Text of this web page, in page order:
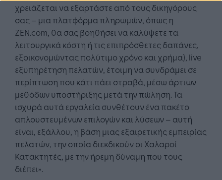
χρειάζεται να εξαρτάστε από τους δικηγόρους
σας – μια πλατφόρμα πληρωμών, όπως η
ZEN.com, θα σας βοηθήσει να καλύψετε τα
λειτουργικά κόστη ή τις επιπρόσθετες δαπάνες,
εξοικονομώντας πολύτιμο χρόνο και χρήμα), live
εξυπηρέτηση πελατών, έτοιμη να συνδράμει σε
περίπτωση που κάτι πάει στραβά, μέσω άρτιων
μεθόδων υποστήριξης μετά την πώληση. Τα
ισχυρά αυτά εργαλεία συνθέτουν ένα πακέτο
απλουστευμένων επιλογών και λύσεων – αυτή
είναι, εξάλλου, η βάση μιας εξαιρετικής εμπειρίας
πελατών, την οποία διεκδικούν οι Χαλαροί
Κατακτητές, με την ήρεμη δύναμη που τους
διέπει».